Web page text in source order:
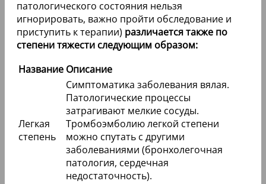
патологического состояния нельзя
игнорировать, важно пройти обследование и
приступить к терапии) различается также по
степени тяжести следующим образом:
Название Описание
Легкая
степень
Симптоматика заболевания вялая.
Патологические процессы
затрагивают мелкие сосуды.
Тромбоэмболию легкой степени
можно спутать с другими
заболеваниями (бронхолегочная
патология, сердечная
недостаточность).